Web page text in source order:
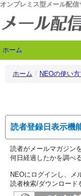
オンプレミス型メール配信
ホーム
ホーム / NEOの使い
読者登録日表示機
読者がメールマガジン
何日経過したかを調べ
NEOにログインし、メ
読者検索/ダウンロード